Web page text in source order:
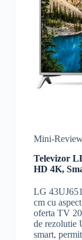
Mini-
Televizor
HD 4K,
LG
cm cu
oferta TV
de rezolutie
smart,